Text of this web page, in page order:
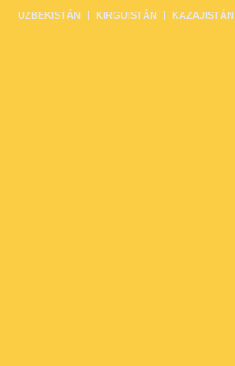
UZBEKISTÁN KIRGUISTÁN KAZAJISTÁN